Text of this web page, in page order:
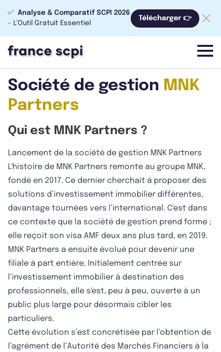
✅ Analyse & Comparatif SCPI 2026
- L’Outil Gratuit Essentiel
Télécharger 👉
menu
Société de gestion MNK
Partners
Qui est MNK Partners ?
Lancement de la société de gestion MNK Partners
L'histoire de MNK Partners remonte au groupe MNK,
fondé en 2017. Ce dernier cherchait à proposer des
solutions d’investissement immobilier différentes,
davantage tournées vers l’international. C'est dans
ce contexte que la société de gestion prend forme ;
elle reçoit son visa AMF deux ans plus tard, en 2019.
MNK Partners a ensuite évolué pour devenir une
filiale à part entière. Initialement centrée sur
l’investissement immobilier à destination des
professionnels, elle s'est, peu à peu, ouverte à un
public plus large pour désormais cibler les
particuliers.
Cette évolution s’est concrétisée par l’obtention de
l’agrément de l’Autorité des Marchés Financiers à la